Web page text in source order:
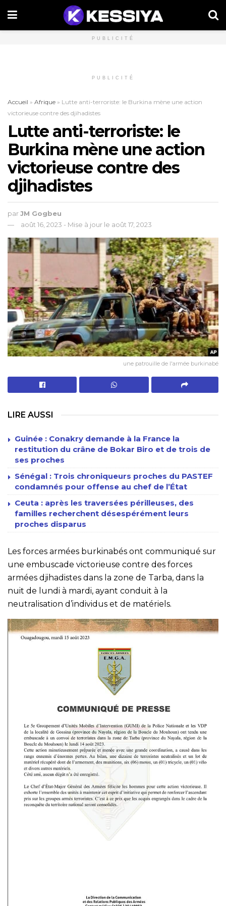
PUBLICITÉ
PUBLICITÉ
Accueil » Afrique » Lutte anti-terroriste: le Burkina mène une action
victorieuse contre des djihadistes
Lutte anti-terroriste: le
Burkina mène une action
victorieuse contre des
djihadistes
parJM Gogbeu
août 16, 2023 - Mise à jour le août 17, 2023
une patrouille de l'armée burkinabé
LIRE AUSSI
Guinée : Conakry demande à la France la
restitution du crâne de Bokar Biro et de trois de
ses proches
Sénégal : Trois chroniqueurs proches du PASTEF
condamnés pour offense au chef de l’État
Ceuta : après les traversées périlleuses, des
familles recherchent désespérément leurs
proches disparus
Les forces armées burkinabés ont communiqué sur
une embuscade victorieuse contre des forces
armées djihadistes dans la zone de Tarba, dans la
nuit de lundi à mardi, ayant conduit à la
neutralisation d’individus et de matériels.